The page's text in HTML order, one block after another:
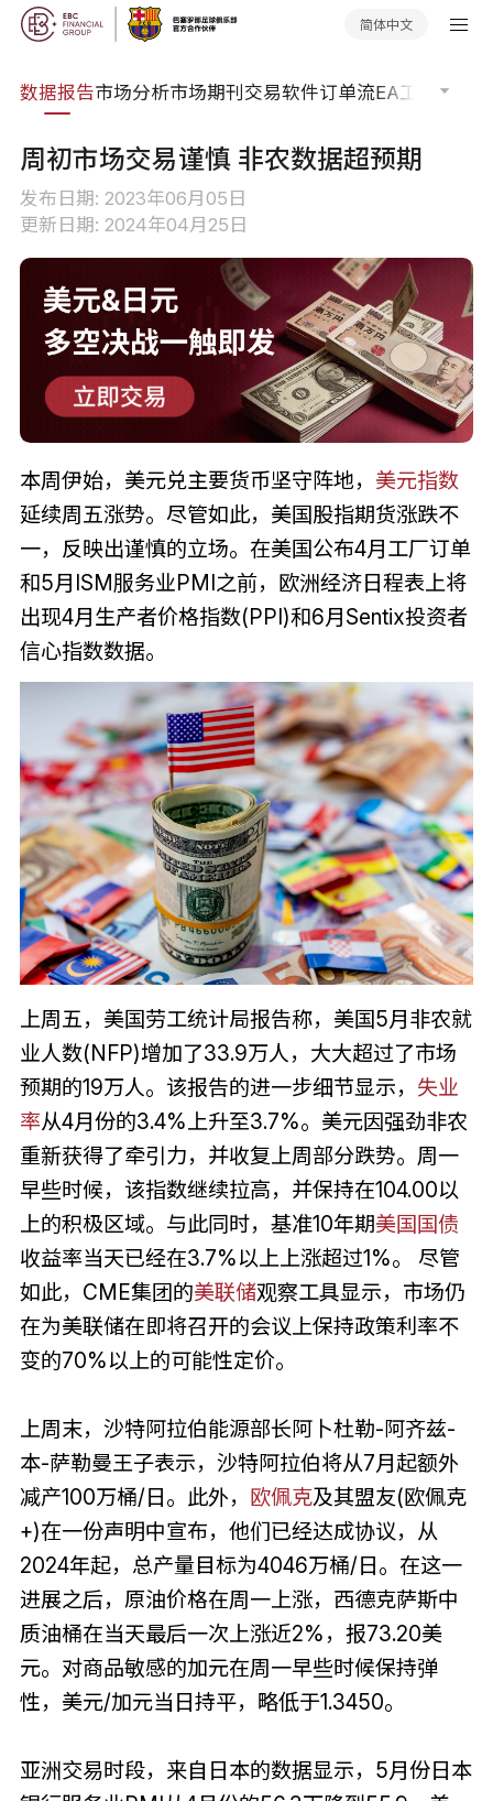
简体中文
数据报告市场分析市场期刊交易软件订单流EA工具库
周初市场交易谨慎 非农数据超预期
发布日期: 2023年06月05日
更新日期: 2024年04月25日
本周伊始，美元兑主要货币坚守阵地， 美元指数
延续周五涨势。尽管如此，美国股指期货涨跌不
一，反映出谨慎的立场。在美国公布4月工厂订单
和5月ISM服务业PMI之前，欧洲经济日程表上将
出现4月生产者价格指数(PPI)和6月Sentix投资者
信心指数数据。
上周五，美国劳工统计局报告称，美国5月非农就
业人数(NFP)增加了33.9万人，大大超过了市场
预期的19万人。该报告的进一步细节显示， 失业
率从4月份的3.4%上升至3.7%。美元因强劲非农
重新获得了牵引力，并收复上周部分跌势。周一
早些时候，该指数继续拉高，并保持在104.00以
上的积极区域。与此同时，基准10年期美国国债
收益率当天已经在3.7%以上上涨超过1%。 尽管
如此，CME集团的美联储观察工具显示，市场仍
在为美联储在即将召开的会议上保持政策利率不
变的70%以上的可能性定价。
上周末，沙特阿拉伯能源部长阿卜杜勒-阿齐兹-
本-萨勒曼王子表示，沙特阿拉伯将从7月起额外
减产100万桶/日。此外， 欧佩克及其盟友(欧佩克
+)在一份声明中宣布，他们已经达成协议，从
2024年起，总产量目标为4046万桶/日。在这一
进展之后，原油价格在周一上涨，西德克萨斯中
质油桶在当天最后一次上涨近2%，报73.20美
元。对商品敏感的加元在周一早些时候保持弹
性，美元/加元当日持平，略低于1.3450。
亚洲交易时段，来自日本的数据显示，5月份日本